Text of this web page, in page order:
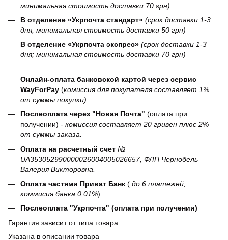
минимальная стоимость доставки 70 грн)
В отделение «Укрпочта стандарт» (срок доставки 1-3
дня; минимальная стоимость доставки 50 грн)
В отделение «Укрпочта экспрес» (срок доставки 1-3
дня; минимальная стоимость доставки 70 грн)
Онлайн-оплата банковской картой через сервис
WayForPay (комиссия для покупателя составляет 1%
от суммы покупки)
Послеоплата через "Новая Почта" (оплата при
получении) - комиссия составляет 20 гривен плюс 2%
от суммы заказа.
Оплата на расчетный счет №
UA353052990000026004005026657, ФЛП Чернобель
Валерия Викторовна.
Оплата частями Приват Банк ( до 6 платежей,
коммисия банка 0,01%)
Послеоплата "Укрпочта" (оплата при получении)
Гарантия зависит от типа товара
Указана в описании товара